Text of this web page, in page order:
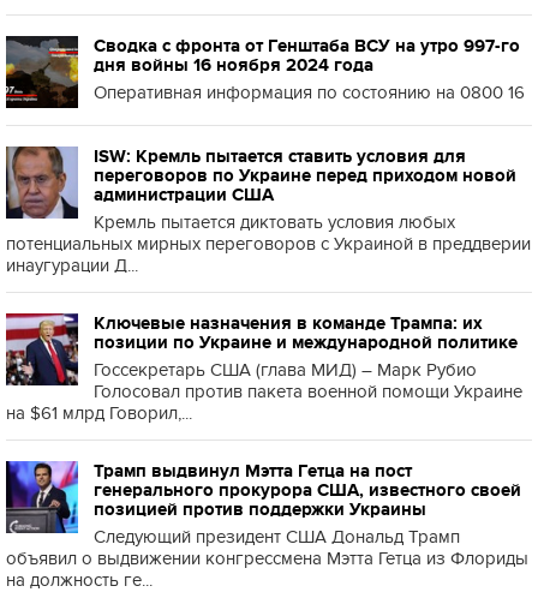
Сводка с фронта от Генштаба ВСУ на утро 997-го
дня войны 16 ноября 2024 года
Оперативная информация по состоянию на 0800 16
ISW: Кремль пытается ставить условия для
переговоров по Украине перед приходом новой
администрации США
Кремль пытается диктовать условия любых
потенциальных мирных переговоров с Украиной в преддверии
инаугурации Д...
Ключевые назначения в команде Трампа: их
позиции по Украине и международной политике
Госсекретарь США (глава МИД) – Марк Рубио
Голосовал против пакета военной помощи Украине
на $61 млрд Говорил,...
Трамп выдвинул Мэтта Гетца на пост
генерального прокурора США, известного своей
позицией против поддержки Украины
Следующий президент США Дональд Трамп
объявил о выдвижении конгрессмена Мэтта Гетца из Флориды
на должность ге...